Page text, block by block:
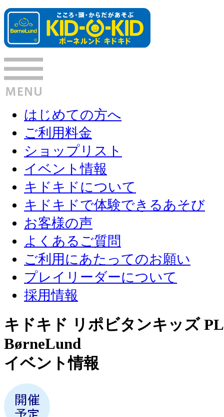
はじめての方へ
ご利用料金
ショップリスト
イベント情報
キドキドについて
キドキドで体験できるあそび
お客様の声
よくあるご質問
ご利用にあたってのお願い
プレイリーダーについて
採用情報
キドキド リポビタンキッズ
BørneLund
イベント情報